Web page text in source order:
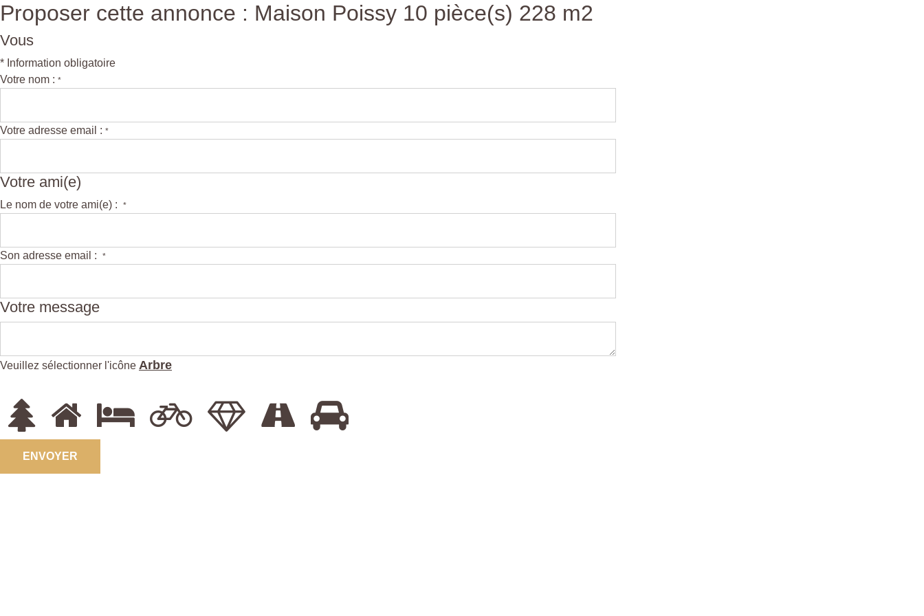
Proposer cette annonce : Maison Poissy 10 pièce(s) 228 m2
Vous
* Information obligatoire
Votre nom : *
Votre adresse email : *
Votre ami(e)
Le nom de votre ami(e) : *
Son adresse email : *
Votre message
Veuillez sélectionner l'icône Arbre
ENVOYER